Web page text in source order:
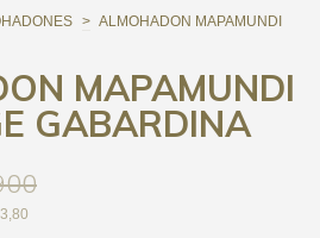
> ALMOHADON MAPAMUNDI
MAPAMUNDI
GABARDINA